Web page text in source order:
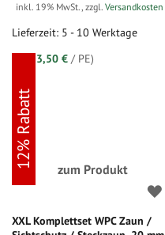
inkl. 19% MwSt., zzgl. Versandkosten
Lieferzeit: 5 - 10 Werktage
123,50 € / PE)
zum Produkt
12% Rabatt
XXL Komplettset WPC Zaun /